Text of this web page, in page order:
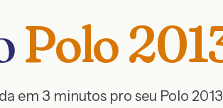
Polo
em 3 minutos pro seu Polo 2013